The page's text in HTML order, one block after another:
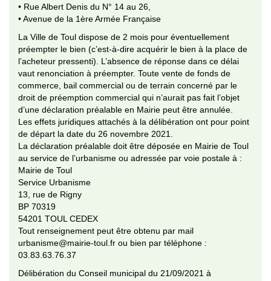
• Rue Albert Denis du N° 14 au 26,
• Avenue de la 1ère Armée Française
La Ville de Toul dispose de 2 mois pour éventuellement
préempter le bien (c’est-à-dire acquérir le bien à la place de
l’acheteur pressenti). L’absence de réponse dans ce délai
vaut renonciation à préempter. Toute vente de fonds de
commerce, bail commercial ou de terrain concerné par le
droit de préemption commercial qui n’aurait pas fait l’objet
d’une déclaration préalable en Mairie peut être annulée.
Les effets juridiques attachés à la délibération ont pour point
de départ la date du 26 novembre 2021.
La déclaration préalable doit être déposée en Mairie de Toul
au service de l’urbanisme ou adressée par voie postale à :
Mairie de Toul
Service Urbanisme
13, rue de Rigny
BP 70319
54201 TOUL CEDEX
Tout renseignement peut être obtenu par mail
urbanisme@mairie-toul.fr ou bien par téléphone :
03.83.63.76.37
Délibération du Conseil municipal du 21/09/2021 à